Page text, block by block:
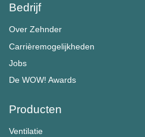
Bedrijf
Over Zehnder
Carrièremogelijkheden
Jobs
De WOW! Awards
Producten
Ventilatie